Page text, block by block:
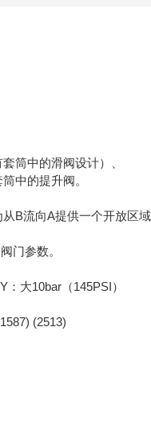
筒中的滑阀设计）、
中的提升阀。
B流向A提供一个开放区
门参数。
大10bar（145PSI）
(2513)